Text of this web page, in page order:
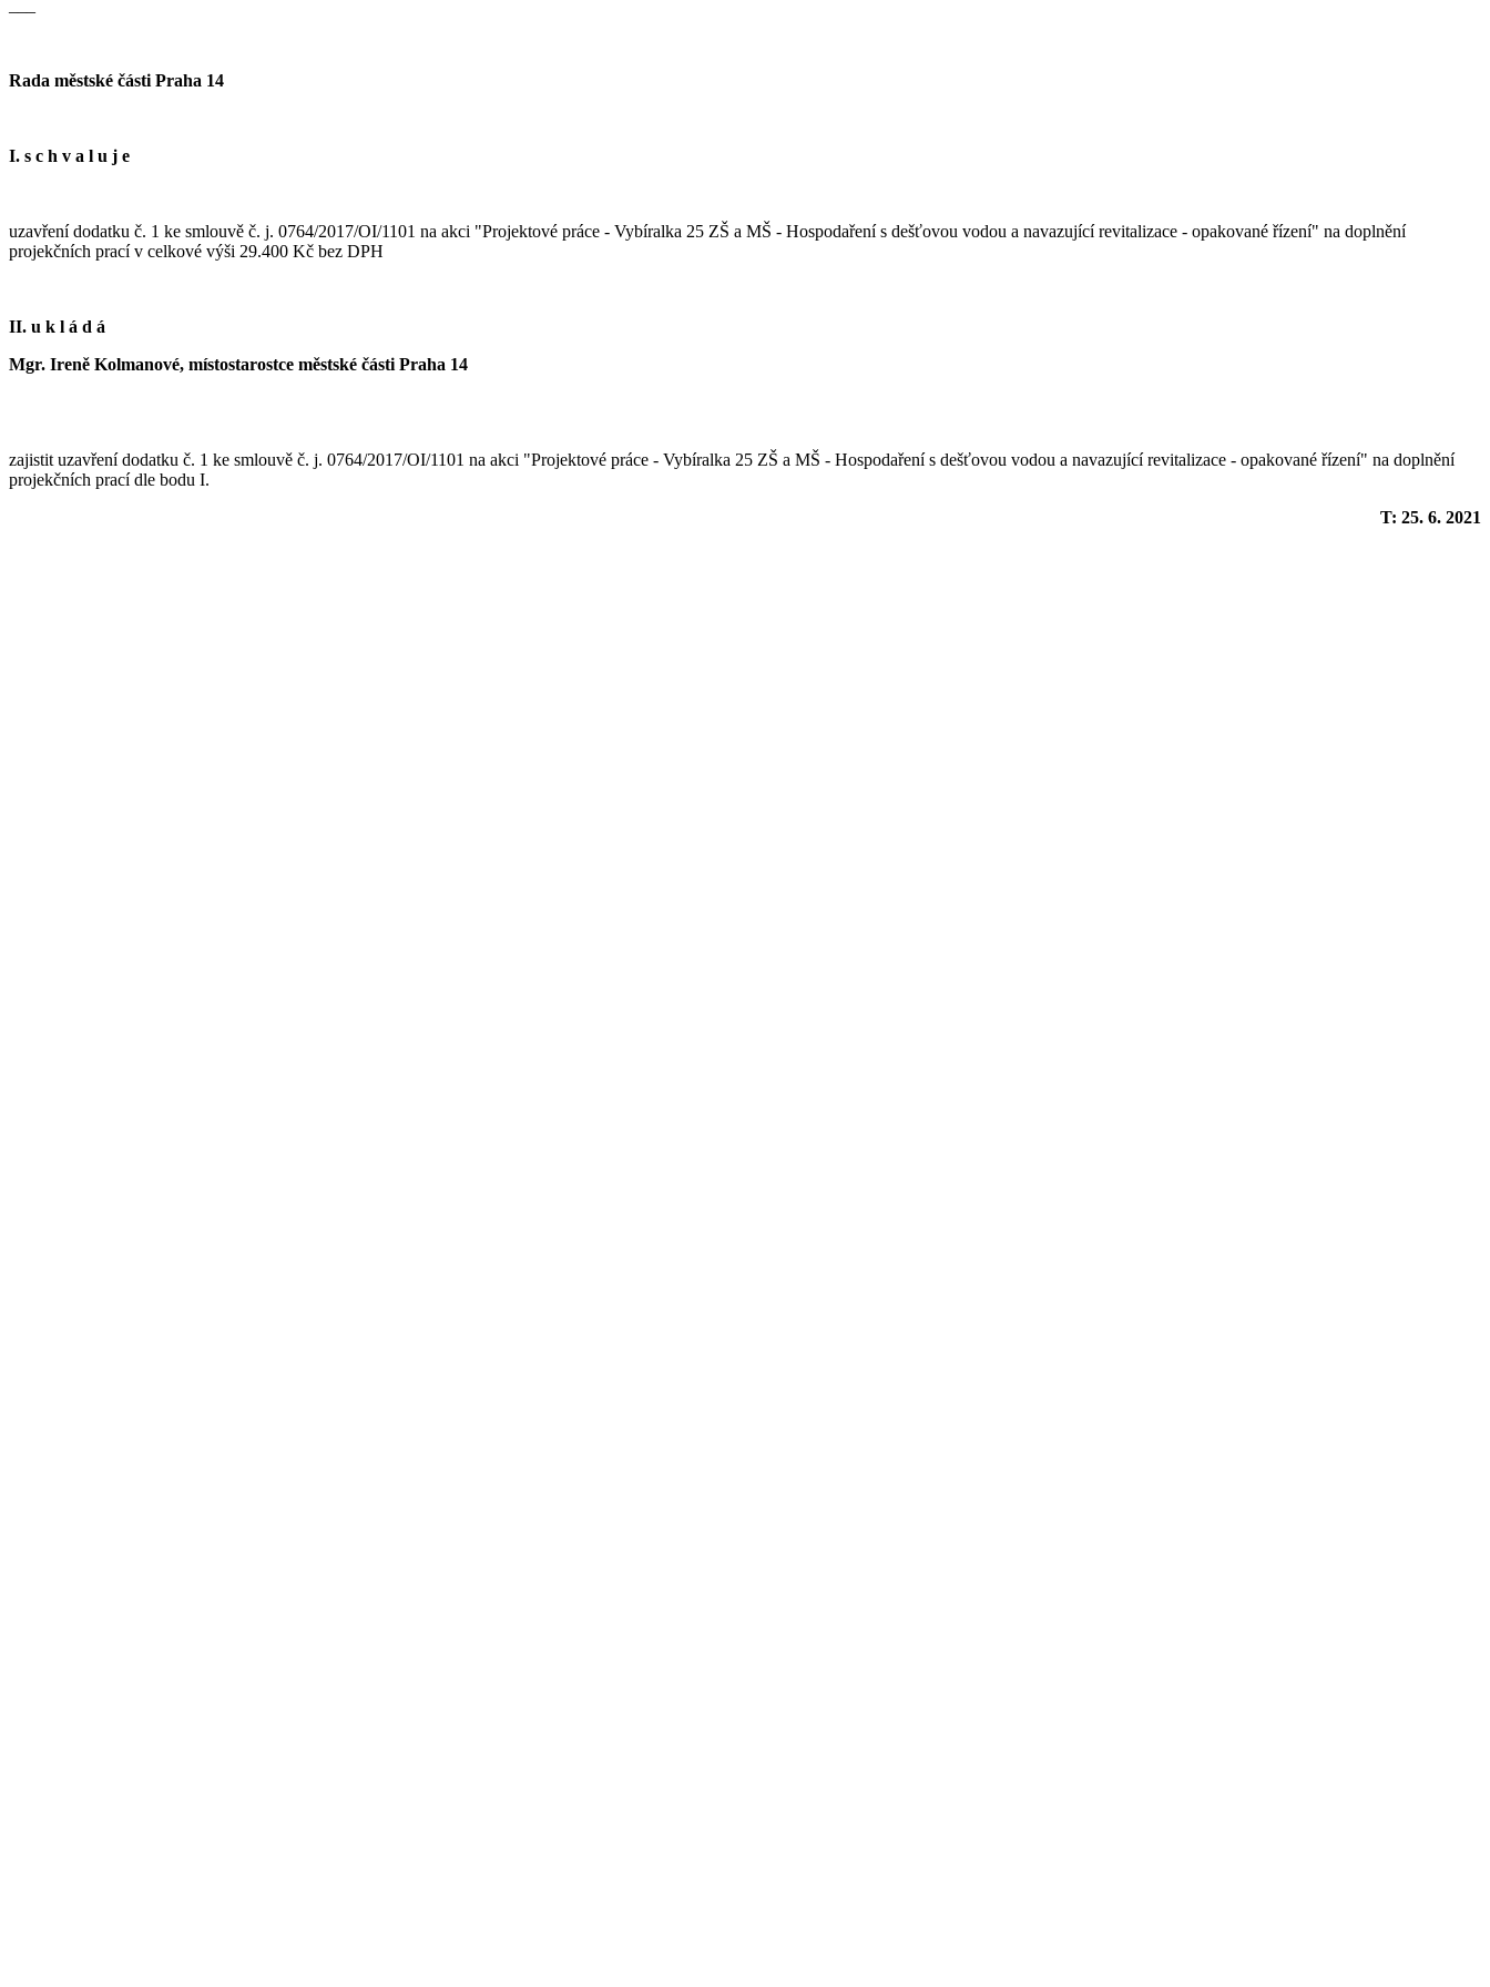
Rada městské části Praha 14
I. s c h v a l u j e
uzavření dodatku č. 1 ke smlouvě č. j. 0764/2017/OI/1101 na akci "Projektové práce - Vybíralka 25 ZŠ a MŠ - Hospodaření s dešťovou vodou a navazující revitalizace - opakované řízení" na doplnění
projekčních prací v celkové výši 29.400 Kč bez DPH
II. u k l á d á
Mgr. Ireně Kolmanové, místostarostce městské části Praha 14
zajistit uzavření dodatku č. 1 ke smlouvě č. j. 0764/2017/OI/1101 na akci "Projektové práce - Vybíralka 25 ZŠ a MŠ - Hospodaření s dešťovou vodou a navazující revitalizace - opakované řízení" na doplnění
projekčních prací dle bodu I.
T: 25. 6. 2021